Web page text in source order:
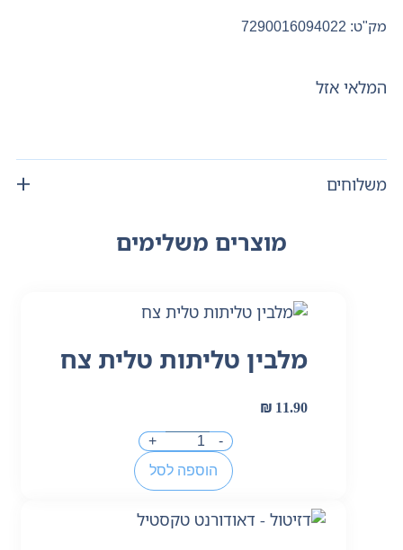
מק"ט: 7290016094022
המלאי אזל
משלוחים
מוצרים משלימים
מלבין טליתות טלית צח
₪ 11.90
-
+
הוספה לסל